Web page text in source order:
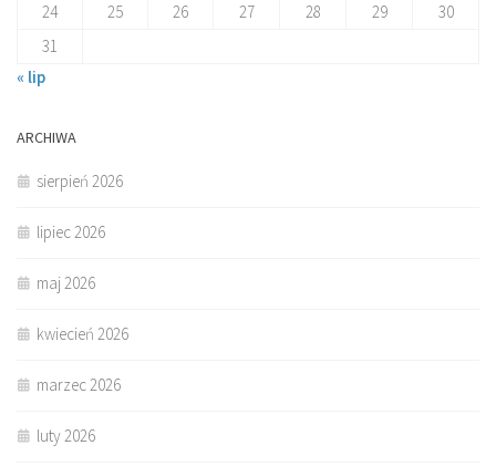
24
25 26 27 28 29
30
31
« lip
ARCHIWA
sierpień 2026
lipiec 2026
maj 2026
kwiecień 2026
marzec 2026
luty 2026